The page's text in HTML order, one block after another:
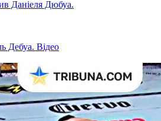
Дебуа. Відео